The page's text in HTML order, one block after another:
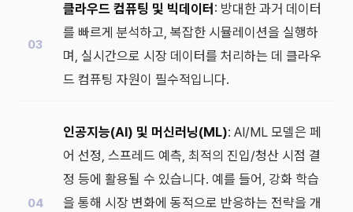
클라우드 컴퓨팅 및 빅데이터 : 방대한 과거 데이터
를 빠르게 분석하고, 복잡한 시뮬레이션을 실행하
며, 실시간으로 시장 데이터를 처리하는 데 클라우
드 컴퓨팅 자원이 필수적입니다.
인공지능(AI) 및 머신러닝(ML): AI/ML 모델은 페
어 선정, 스프레드 예측, 최적의 진입/청산 시점 결
정 등에 활용될 수 있습니다. 예를 들어, 강화 학습
을 통해 시장 변화에 동적으로 반응하는 전략을 개